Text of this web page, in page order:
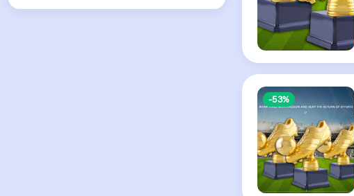
-53%